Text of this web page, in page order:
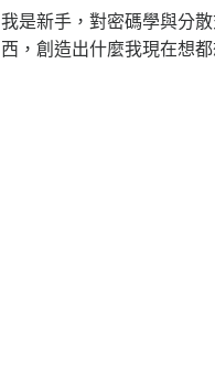
我是新手，對密碼學與分
西，創造出什麼我現在想